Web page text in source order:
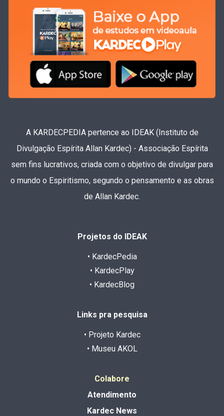
A KARDECPEDIA pertence ao IDEAK (Instituto de
Divulgação Espírita Allan Kardec) - Associação Espírita
sem fins lucrativos, criada com o objetivo de divulgar para
o mundo o Espiritismo, segundo o pensamento e as obras
de Allan Kardec.
Projetos do IDEAK
• KardecPedia
• KardecPlay
• KardecBlog
Links pra pesquisa
• Projeto Kardec
• Museu AKOL
Colabore
Atendimento
Kardec News